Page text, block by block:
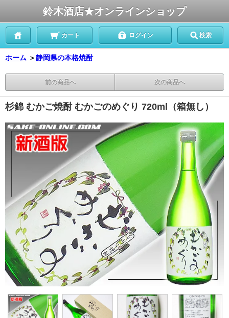
鈴木酒店★オンラインショップ
カート ログイン 検索
ホーム ＞静岡県の本格焼酎
前の商品へ 次の商品へ
杉錦 むかご焼酎 むかごのめぐり 720ml（箱無し）